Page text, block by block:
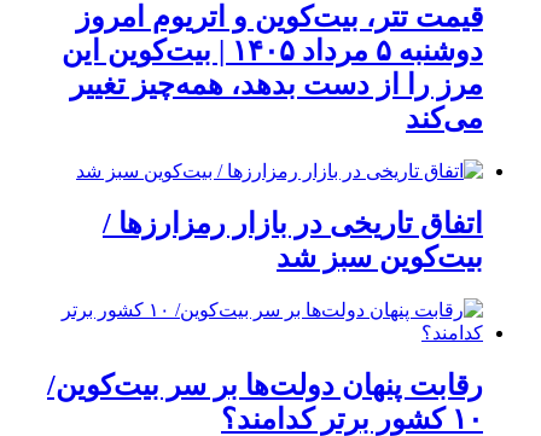
قیمت تتر، بیت‌کوین و اتریوم امروز
دوشنبه ۵ مرداد ۱۴۰۵ | بیت‌کوین این
مرز را از دست بدهد، همه‌چیز تغییر
می‌کند
اتفاق تاریخی در بازار رمزارزها /
بیت‌کوین سبز شد
رقابت پنهان دولت‌ها بر سر بیت‌کوین/
۱۰ کشور برتر کدامند؟